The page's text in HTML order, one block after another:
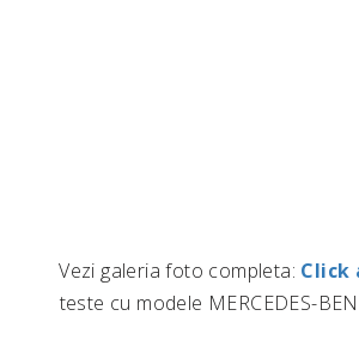
Vezi galeria foto completa: Click
teste cu modele MERCEDES-